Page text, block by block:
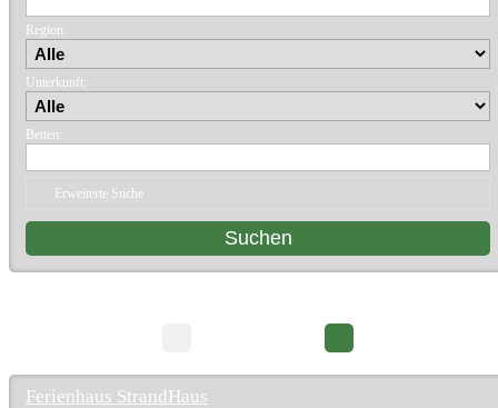
Region:
Unterkunft:
Betten:
Erweiterte Suche
Ferienhaus StrandHaus